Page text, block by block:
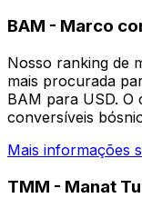
BAM - Marco
Nosso ranking de
mais procurada
BAM para USD. O
conversíveis
Mais informações
TMM - Manat